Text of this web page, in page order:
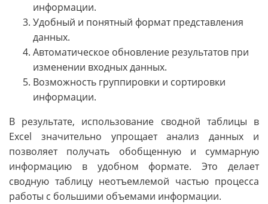
информации.
Удобный и понятный формат представления
данных.
Автоматическое обновление результатов при
изменении входных данных.
Возможность группировки и сортировки
информации.
В результате, использование сводной таблицы в
Excel значительно упрощает анализ данных и
позволяет получать обобщенную и суммарную
информацию в удобном формате. Это делает
сводную таблицу неотъемлемой частью процесса
работы с большими объемами информации.